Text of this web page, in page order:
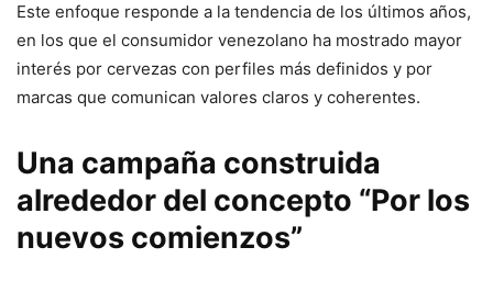
Este enfoque responde a la tendencia de los últimos años,
en los que el consumidor venezolano ha mostrado mayor
interés por cervezas con perfiles más definidos y por
marcas que comunican valores claros y coherentes.
Una campaña construida
alrededor del concepto “Por los
nuevos comienzos”